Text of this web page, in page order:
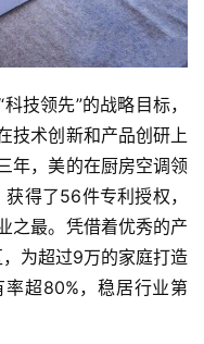
技领先”的战略目标，
技术创新和产品创研上
年，美的在厨房空调领
得了56件专利授权，
之最。凭借着优秀的产
为超过9万的家庭打造
超80%，稳居行业第